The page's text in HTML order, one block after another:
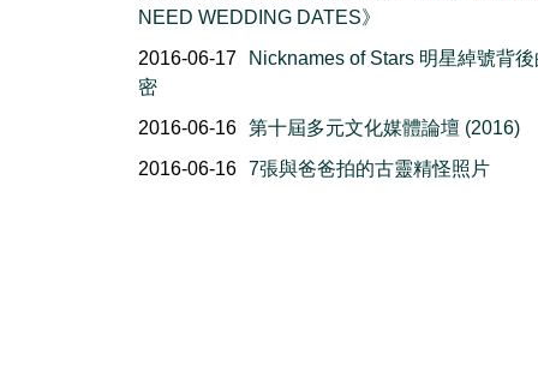
NEED WEDDING DATES》
2016-06-17
Nicknames of Stars 明星綽號背
密
2016-06-16 第十屆多元文化媒體論壇 (2016)
2016-06-16 7張與爸爸拍的古靈精怪照片